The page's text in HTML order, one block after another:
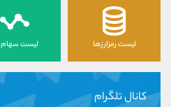
لیست رمزارزها لیست
کانال تلگرام